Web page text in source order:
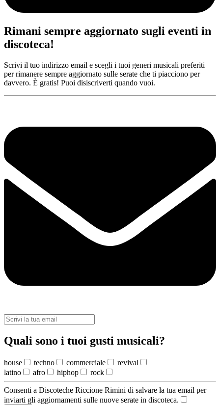
Rimani sempre aggiornato sugli eventi in
discoteca!
Scrivi il tuo indirizzo email e scegli i tuoi generi musicali preferiti
per rimanere sempre aggiornato sulle serate che ti piacciono per
davvero. È gratis! Puoi disiscriverti quando vuoi.
Quali sono i tuoi gusti musicali?
house techno commerciale
revival
latino
afro hiphop rock
Consenti a Discoteche Riccione Rimini di salvare la tua email per
inviarti gli aggiornamenti sulle nuove serate in discoteca.